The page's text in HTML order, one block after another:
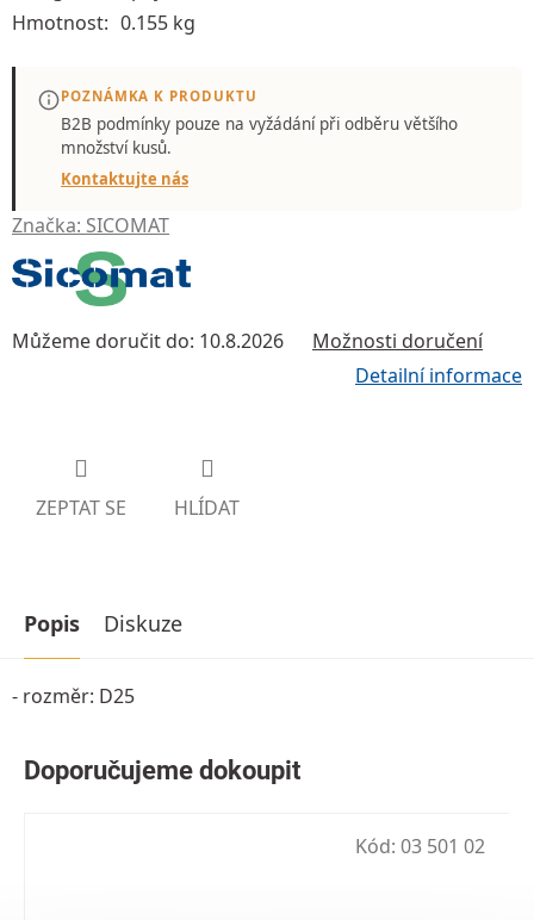
Značka: SICOMAT
Můžeme doručit do: 10.8.2026 Možnosti doručení
Detailní informace
ZEPTAT SE HLÍDAT
Hmotnost: 0.155 kg
POZNÁMKA K PRODUKTU
B2B podmínky pouze na vyžádánípři odběru většího
množství kusů.
Kontaktujte nás
Popis Diskuze
- rozměr: D25
Kód: 03 501 02